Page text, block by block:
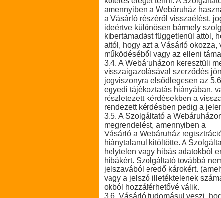
amennyiben a Webáruház
a Vásárló részéről visszaélést,
ideértve különösen bármely
kibertámadást függetlenül attól,
attól, hogy azt a Vásárló
működéséből vagy az elleni
3.4. A Webáruházon keresztüli
visszaigazolásával szerződés
jogviszonyra elsődlegesen az
egyedi tájékoztatás hiányában,
részletezett kérdésekben a
rendezett kérdésben pedig a
3.5. A Szolgáltató a
megrendelést, amennyiben a
Vásárló a Webáruház
hiánytalanul kitöltötte. A
helytelen vagy hibás adatokból
hibákért. Szolgáltató továbbá
jelszavából eredő károkért.
vagy a jelszó illetéktelenek
okból hozzáférhetővé válik.
3.6. Vásárló tudomásul veszi,